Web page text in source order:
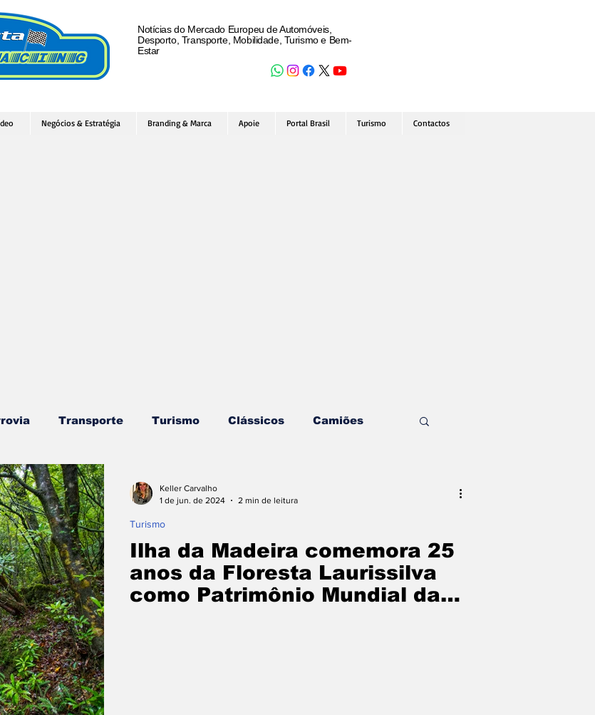
Notícias do Mercado Europeu de Automóveis,
Desporto, Transporte, Mobilidade, Turismo e Bem-
Estar
Negócios & Estratégia Branding & Marca Apoie Portal Brasil Turismo Contactos
Transporte Turismo Clássicos Camiões
Náutica Testes e Comparativos
Vídeo Blog - Sobre Rodas
e Lubrificantes Segurança Insights & Negócios
Ilha da Madeira comemora 25
anos da Floresta Laurissilva
como Patrimônio Mundial da
Turismo
Keller Carvalho
1 de jun. de 2024
2 min de leitura